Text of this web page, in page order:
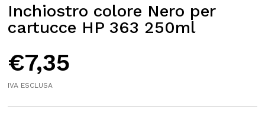
Inchiostro colore Nero per
cartucce HP 363 250ml
€7,35
IVA ESCLUSA